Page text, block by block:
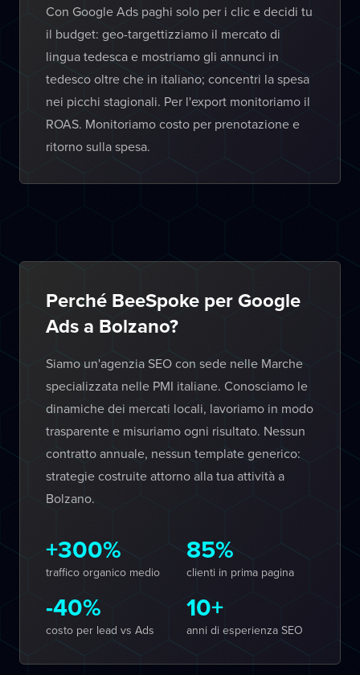
Con Google Ads paghi solo per i clic e decidi tu
il budget: geo-targettizziamo il mercato di
lingua tedesca e mostriamo gli annunci in
tedesco oltre che in italiano; concentri la spesa
nei picchi stagionali. Per l'export monitoriamo il
ROAS. Monitoriamo costo per prenotazione e
ritorno sulla spesa.
Perché BeeSpoke per Google
Ads a Bolzano?
Siamo un'agenzia SEO con sede nelle Marche
specializzata nelle PMI italiane. Conosciamo le
dinamiche dei mercati locali, lavoriamo in modo
trasparente e misuriamo ogni risultato. Nessun
contratto annuale, nessun template generico:
strategie costruite attorno alla tua attività a
Bolzano.
+300%
traffico organico medio
85%
clienti in prima pagina
-40%
costo per lead vs Ads
10+
anni di esperienza SEO